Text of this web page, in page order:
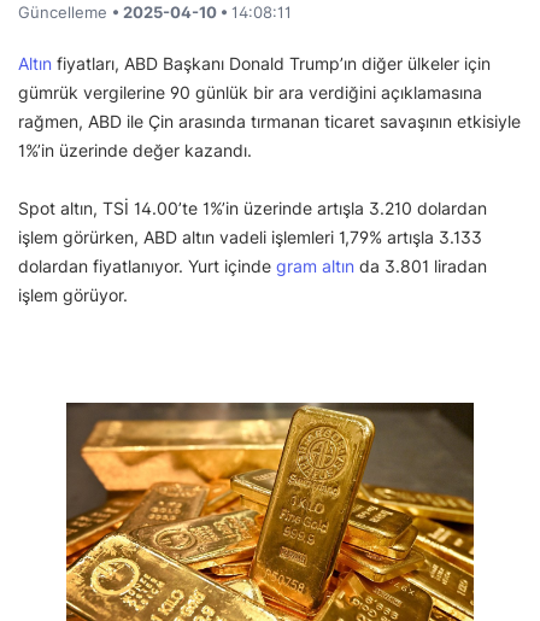
Güncelleme • 2025-04-10 • 14:08:11
Altın fiyatları, ABD Başkanı Donald Trump’ın diğer ülkeler için
gümrük vergilerine 90 günlük bir ara verdiğini açıklamasına
rağmen, ABD ile Çin arasında tırmanan ticaret savaşının etkisiyle
1%’in üzerinde değer kazandı.
Spot altın, TSİ 14.00’te 1%’in üzerinde artışla 3.210 dolardan
işlem görürken, ABD altın vadeli işlemleri 1,79% artışla 3.133
dolardan fiyatlanıyor. Yurt içinde gram altın da 3.801 liradan
işlem görüyor.